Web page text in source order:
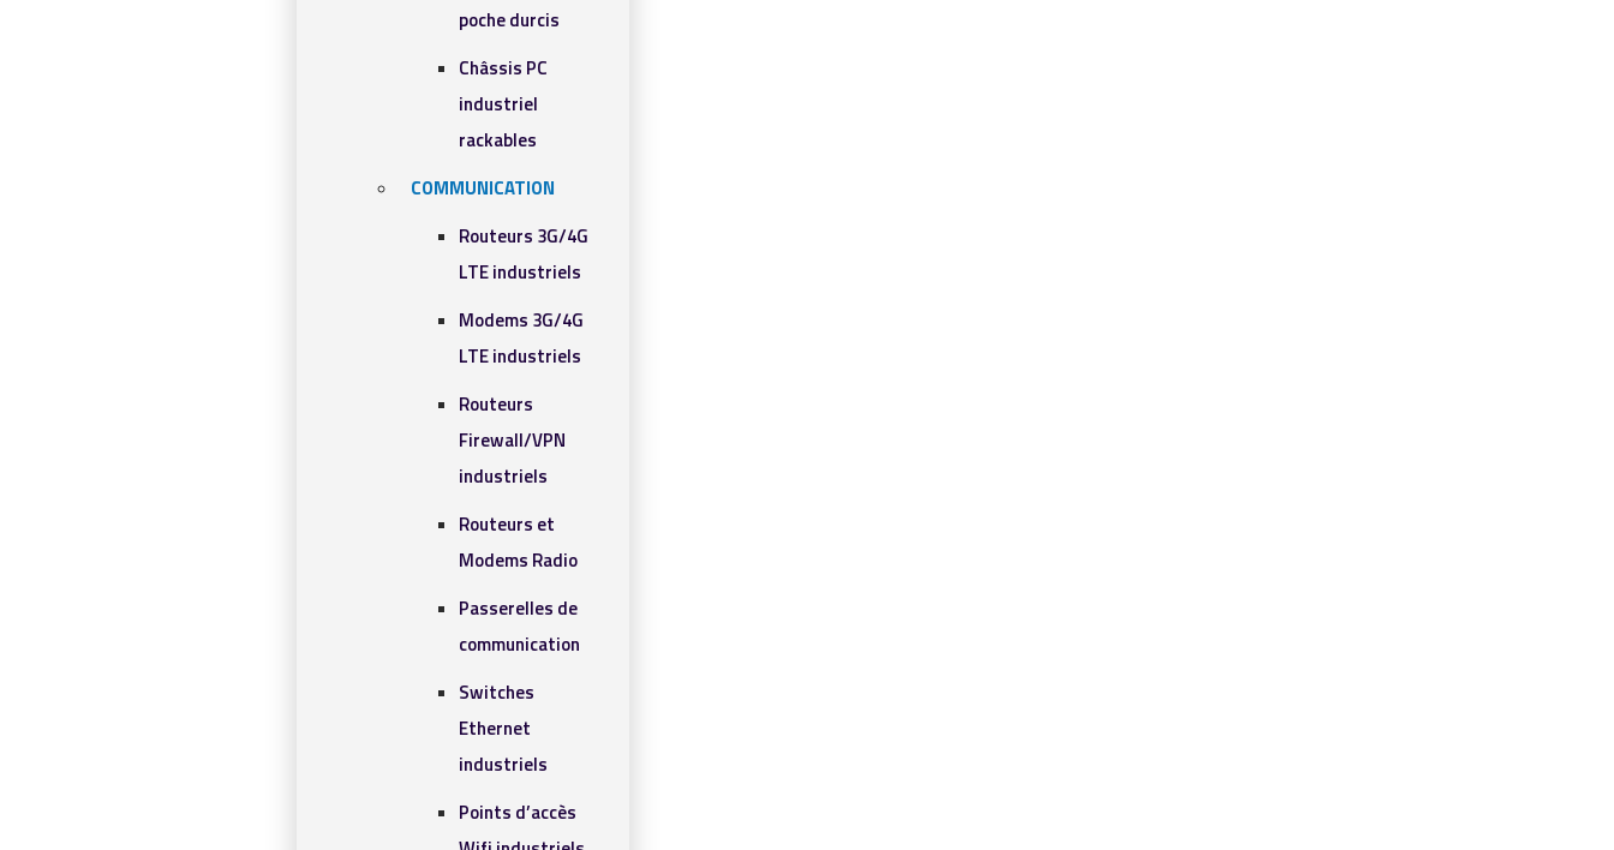
poche durcis
Châssis PC
industriel
rackables​
COMMUNICATION
Routeurs 3G/4G
LTE industriels
Modems 3G/4G
LTE industriels
Routeurs
Firewall/VPN
industriels
Routeurs et
Modems Radio
Passerelles de
communication
Switches
Ethernet
industriels
Points d’accès